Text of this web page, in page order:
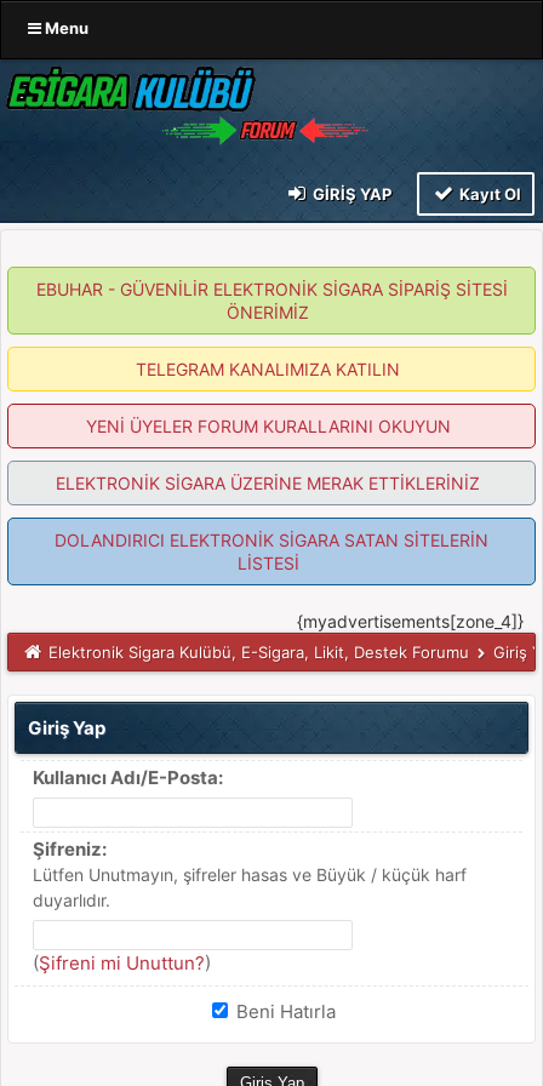
Menu
GIRIŞ YAP Kayıt Ol
EBUHAR - GÜVENİLİR ELEKTRONİK SİGARA SİPARİŞ SİTESİ
ÖNERİMİZ
TELEGRAM KANALIMIZA KATILIN
YENİ ÜYELER FORUM KURALLARINI OKUYUN
ELEKTRONİK SİGARA ÜZERİNE MERAK ETTİKLERİNİZ
DOLANDIRICI ELEKTRONİK SİGARA SATAN SİTELERİN
LİSTESİ
{myadvertisements[zone_4]}
Elektronik Sigara Kulübü, E-Sigara, Likit, Destek Forumu Giriş
Giriş Yap
Kullanıcı Adı/E-Posta:
Şifreniz:
Lütfen Unutmayın, şifreler hasas ve Büyük / küçük harf
duyarlıdır.
(Şifreni mi Unuttun?)
Beni Hatırla